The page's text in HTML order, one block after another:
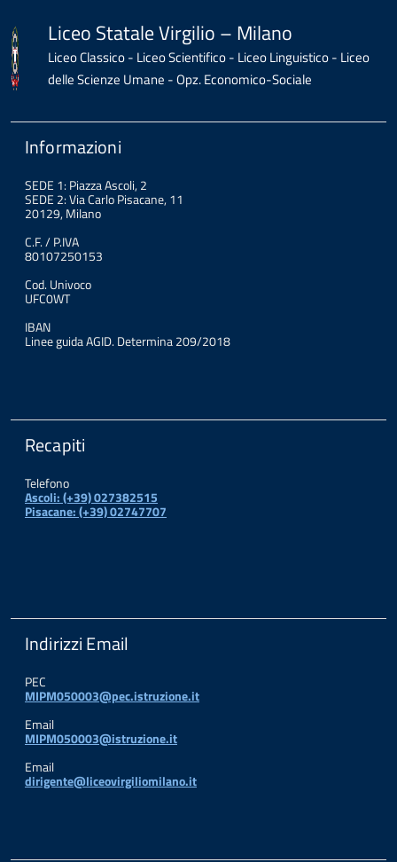
Liceo Statale Virgilio – Milano
Liceo Classico - Liceo Scientifico - Liceo Linguistico - Liceo
delle Scienze Umane - Opz. Economico-Sociale
Informazioni
SEDE 1: Piazza Ascoli, 2
SEDE 2: Via Carlo Pisacane, 11
20129, Milano
C.F. / P.IVA
80107250153
Cod. Univoco
UFC0WT
IBAN
Linee guida AGID. Determina 209/2018
Recapiti
Telefono
Ascoli: (+39) 027382515
Pisacane: (+39) 02747707
Indirizzi Email
PEC
MIPM050003@pec.istruzione.it
Email
MIPM050003@istruzione.it
Email
dirigente@liceovirgiliomilano.it